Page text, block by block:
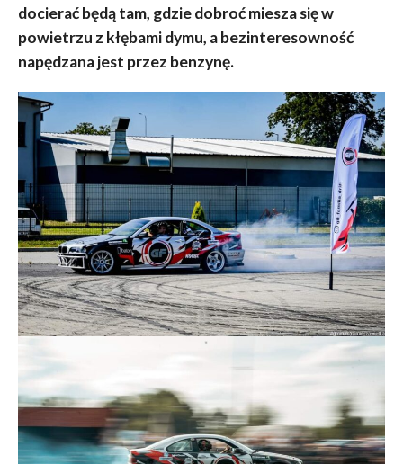
docierać będą tam, gdzie dobroć miesza się w
powietrzu z kłębami dymu, a bezinteresowność
napędzana jest przez benzynę.